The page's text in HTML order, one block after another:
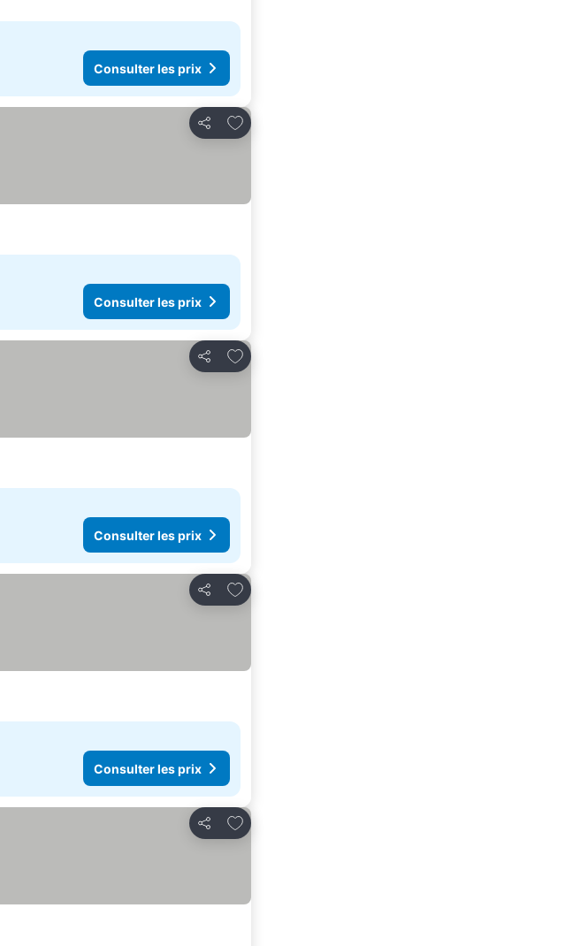
Consulter les prix
Partager
Ajouter à mes favoris
Consulter les prix
Partager
Ajouter à mes favoris
Consulter les prix
Partager
Ajouter à mes favoris
Consulter les prix
Partager
Ajouter à mes favoris